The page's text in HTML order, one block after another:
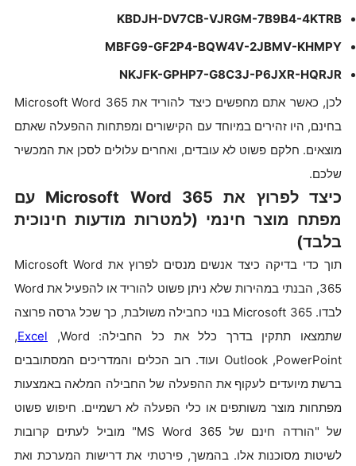
KBDJH-DV7CB-VJRGM-7B9B4-4KTRB
MBFG9-GF2P4-BQW4V-2JBMV-KHMPY
NKJFK-GPHP7-G8C3J-P6JXR-HQRJR
לכן, כאשר אתם מחפשים כיצד להוריד את Microsoft Word 365
בחינם, היו זהירים במיוחד עם הקישורים ומפתחות ההפעלה שאתם
מוצאים. חלקם פשוט לא עובדים, ואחרים עלולים לסכן את המכשיר
שלכם.
כיצד לפרוץ את Microsoft Word 365 עם
מפתח מוצר חינמי (למטרות מודעות חינוכית
בלבד)
תוך כדי בדיקה כיצד אנשים מנסים לפרוץ את Microsoft Word
365, הבנתי במהירות שלא ניתן פשוט להוריד או להפעיל את Word
לבדו. Microsoft 365 בנוי כחבילה משולבת, כך שכל גרסה פרוצה
שתמצאו תתקין בדרך כלל את כל החבילה: Word,‏
Excel
,‏
PowerPoint,‏ Outlook ועוד. רוב הכלים והמדריכים המסתובבים
ברשת מיועדים לעקוף את ההפעלה של החבילה המלאה באמצעות
מפתחות מוצר משותפים או כלי הפעלה לא רשמיים. חיפוש פשוט
של "הורדה חינם של MS Word 365" מוביל לעתים קרובות
לשיטות מסוכנות אלו. בהמשך, פירטתי את דרישות המערכת ואת